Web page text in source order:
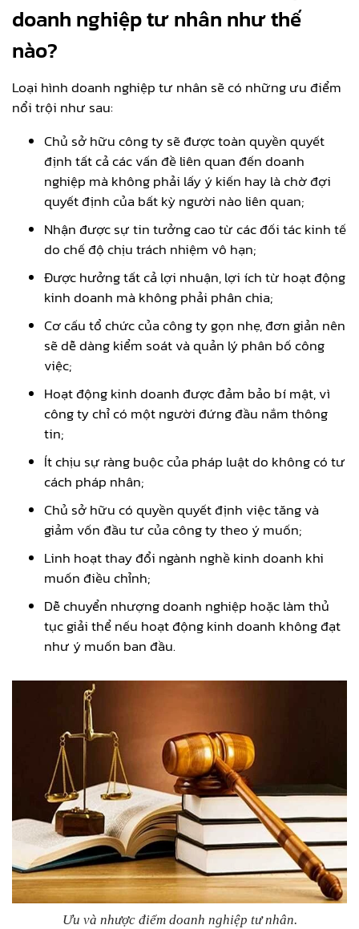
doanh nghiệp tư nhân như thế
nào?
Loại hình doanh nghiệp tư nhân sẽ có những ưu điểm
nổi trội như sau:
Chủ sở hữu công ty sẽ được toàn quyền quyết
định tất cả các vấn đề liên quan đến doanh
nghiệp mà không phải lấy ý kiến hay là chờ đợi
quyết định của bất kỳ người nào liên quan;
Nhận được sự tin tưởng cao từ các đối tác kinh tế
do chế độ chịu trách nhiệm vô hạn;
Được hưởng tất cả lợi nhuận, lợi ích từ hoạt động
kinh doanh mà không phải phân chia;
Cơ cấu tổ chức của công ty gọn nhẹ, đơn giản nên
sẽ dễ dàng kiểm soát và quản lý phân bố công
việc;
Hoạt động kinh doanh được đảm bảo bí mật, vì
công ty chỉ có một người đứng đầu nắm thông
tin;
Ít chịu sự ràng buộc của pháp luật do không có tư
cách pháp nhân;
Chủ sở hữu có quyền quyết định việc tăng và
giảm vốn đầu tư của công ty theo ý muốn;
Linh hoạt thay đổi ngành nghề kinh doanh khi
muốn điều chỉnh;
Dễ chuyển nhượng doanh nghiệp hoặc làm thủ
tục giải thể nếu hoạt động kinh doanh không đạt
như ý muốn ban đầu.
Ưu và nhược điểm doanh nghiệp tư nhân.